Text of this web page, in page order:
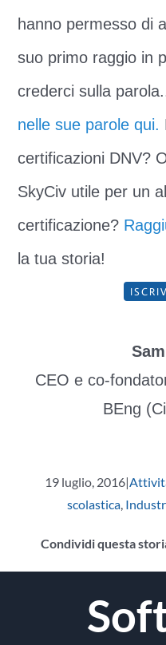
hanno permesso di
suo primo raggio in
crederci sulla
nelle sue parole qui.
certificazioni DNV?
SkyCiv utile per un
certificazione?
la tua storia!
CEO e co-
BEng
19 luglio, 2016|
scolastica
Condividi questa